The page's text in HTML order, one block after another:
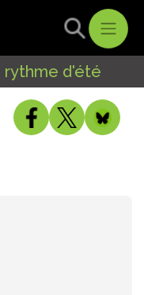
rythme d'été